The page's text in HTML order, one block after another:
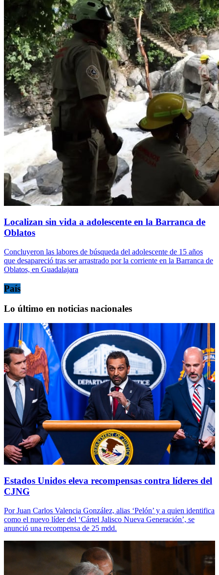
Localizan sin vida a adolescente en la Barranca de
Oblatos
Concluyeron las labores de búsqueda del adolescente de 15 años
que desapareció tras ser arrastrado por la corriente en la Barranca de
Oblatos, en Guadalajara
País
Lo último en noticias nacionales
Estados Unidos eleva recompensas contra líderes del
CJNG
Por Juan Carlos Valencia González, alias ‘Pelón’ y a quien identifica
como el nuevo líder del ‘Cártel Jalisco Nueva Generación’, se
anunció una recompensa de 25 mdd.